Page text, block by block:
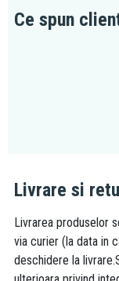
Ce spun
Livrare si
Livrarea produselor
via curier (la data in
deschidere la